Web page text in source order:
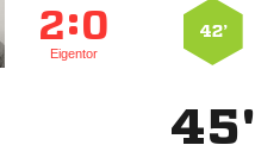
:
Eigentor
42’
45'